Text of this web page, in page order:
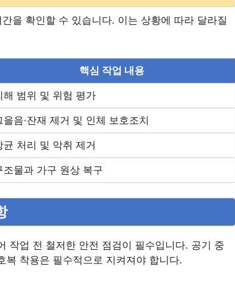
을 확인할 수 있습니다. 이는 상황에 따라 달라질
핵심 작업 내용
해 범위 및 위험 평가
을음·잔재 제거 및 인체 보호조치
균 처리 및 악취 제거
조물과 가구 원상 복구
작업 전 철저한 안전 점검이 필수입니다. 공기 중
복 착용은 필수적으로 지켜져야 합니다.